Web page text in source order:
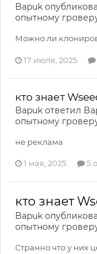
Bapuk
опытному
Можно ли
17 июля, 2025
кто знает
Bapuk ответил
опытному
не реклама
1 мая, 2025 5
кто знает
Bapuk
опытному
Странно что у них